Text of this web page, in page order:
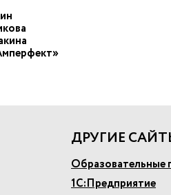
ДРУГИЕ
Образовательные
1С:Предприятие